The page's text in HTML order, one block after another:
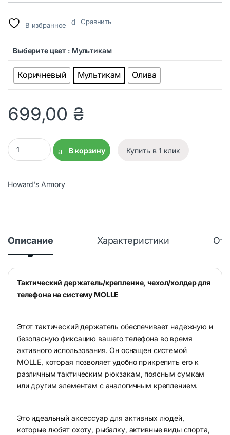
В избранное Сравнить
Выберите цвет : Мультикам
Коричневый Мультикам Олива
699,00 ₴
Тактический держатель/крепление, чехол/холдер для
В корзину
Купить в 1 клик
Howard's Armory
Описание Характеристики
Тактический держатель/крепление, чехол/холдер для
телефона на систему MOLLE
Этот тактический держатель обеспечивает надежную и
безопасную фиксацию вашего телефона во время
активного использования. Он оснащен системой
MOLLE, которая позволяет удобно прикрепить его к
различным тактическим рюкзакам, поясным сумкам
или другим элементам с аналогичным креплением.
Это идеальный аксессуар для активных людей,
которые любят охоту, рыбалку, активные виды спорта,